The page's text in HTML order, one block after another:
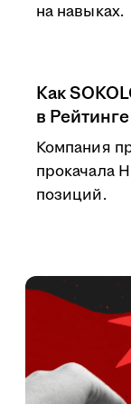
на навыках.
Как
в
Компания
прокачала
позиций.